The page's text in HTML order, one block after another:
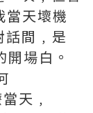
當天壞機
間﹐是
場白。
天﹐